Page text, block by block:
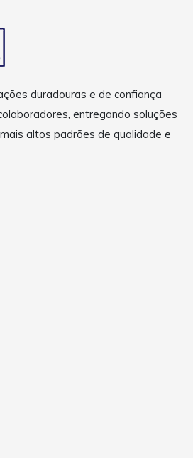
duradouras e de confiança
entregando soluções
altos padrões de qualidade e